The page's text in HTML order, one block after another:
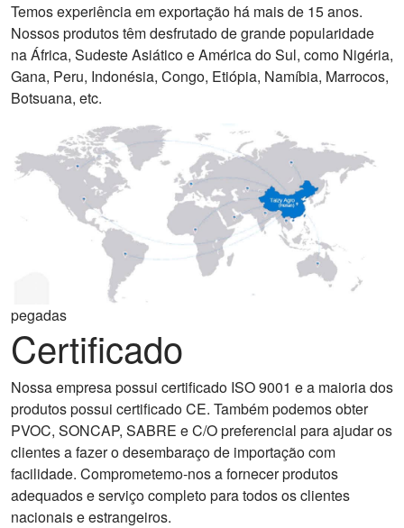
Temos experiência em exportação há mais de 15 anos.
Nossos produtos têm desfrutado de grande popularidade
na África, Sudeste Asiático e América do Sul, como Nigéria,
Gana, Peru, Indonésia, Congo, Etiópia, Namíbia, Marrocos,
Botsuana, etc.
pegadas
Certificado
Nossa empresa possui certificado ISO 9001 e a maioria dos
produtos possui certificado CE. Também podemos obter
PVOC, SONCAP, SABRE e C/O preferencial para ajudar os
clientes a fazer o desembaraço de importação com
facilidade. Comprometemo-nos a fornecer produtos
adequados e serviço completo para todos os clientes
nacionais e estrangeiros.